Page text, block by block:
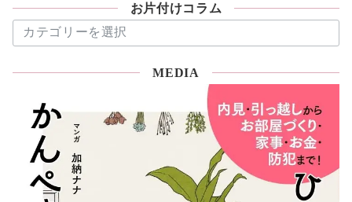
お片付けコラム
片
MEDIA